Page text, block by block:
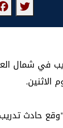
في شمال
الاثنين.
"وقع حادث